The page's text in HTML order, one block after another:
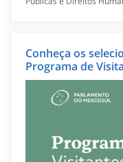
Conheça os
Programa de